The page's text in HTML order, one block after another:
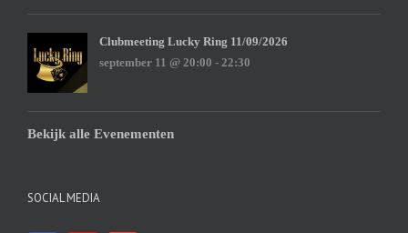
Clubmeeting Lucky Ring 11/09/2026
september 11 @ 20:00 - 22:30
Bekijk alle Evenementen
SOCIAL MEDIA